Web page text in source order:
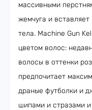
массивными
жемчуга и
тела. Machine Gun
цветом волос:
волосы в оттенки
предпочитает
драные футболки и
шипами и стразами